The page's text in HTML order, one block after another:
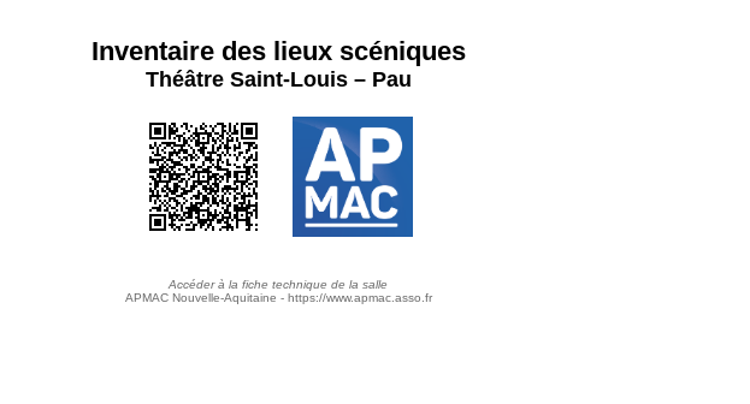
Inventaire des lieux scéniques
Théâtre Saint-Louis – Pau
Accéder à la fiche technique de la salle
APMAC Nouvelle-Aquitaine - https://www.apmac.asso.fr